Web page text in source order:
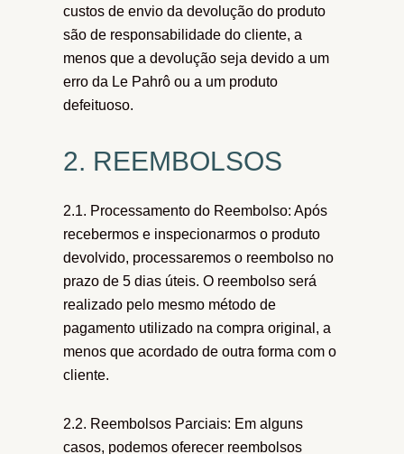
custos de envio da devolução do produto
são de responsabilidade do cliente, a
menos que a devolução seja devido a um
erro da Le Pahrô ou a um produto
defeituoso.
2. REEMBOLSOS
2.1. Processamento do Reembolso: Após
recebermos e inspecionarmos o produto
devolvido, processaremos o reembolso no
prazo de 5 dias úteis. O reembolso será
realizado pelo mesmo método de
pagamento utilizado na compra original, a
menos que acordado de outra forma com o
cliente.
2.2. Reembolsos Parciais: Em alguns
casos, podemos oferecer reembolsos